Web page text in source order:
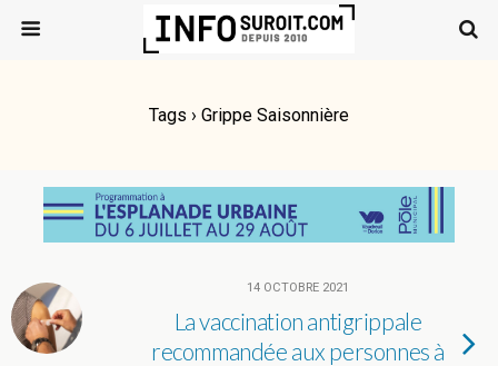
Tags › Grippe Saisonnière
14 OCTOBRE 2021
La vaccination antigrippale
recommandée aux personnes à